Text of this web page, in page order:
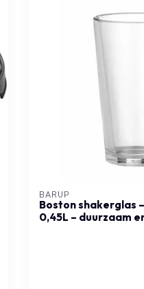
BARUP
Boston shakerglas
0,45L – duurzaam